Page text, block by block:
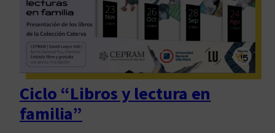
s
t
p
r
a
c
Ciclo “Libros y lectura en
familia”